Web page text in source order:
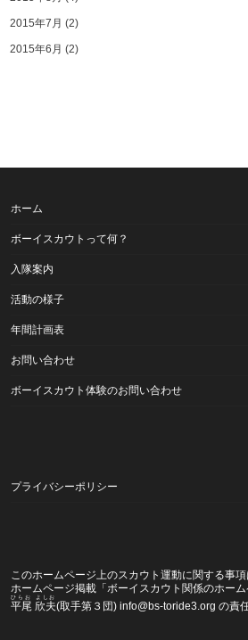
2015年7月 (2)
2015年6月 (2)
ホーム
ボーイスカウトって何？
入隊案内
活動の様子
年間計画表
お問い合わせ
ボーイスカウト体験のお問い合わせ
プライバシーポリシー
このホームページ上のスカウト運動に関する事
ホームページ掲載「ボーイスカウト関係のホーム
平尾 欣夫
ひらお よしお
(取手第３団) info@bs-